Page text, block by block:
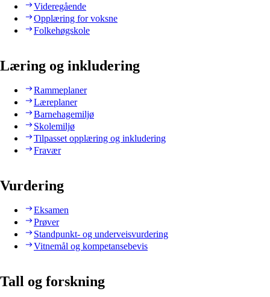
Videregående
Opplæring for voksne
Folkehøgskole
Læring og inkludering
Rammeplaner
Læreplaner
Barnehagemiljø
Skolemiljø
Tilpasset opplæring og inkludering
Fravær
Vurdering
Eksamen
Prøver
Standpunkt- og underveisvurdering
Vitnemål og kompetansebevis
Tall og forskning